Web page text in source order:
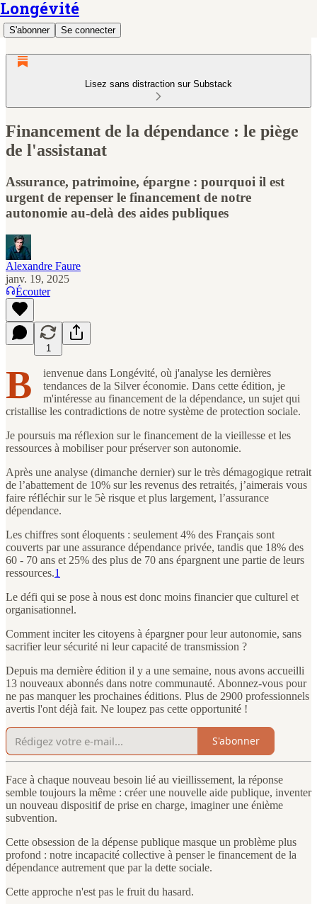
Longévité
S'abonner Se connecter
Lisez sans distraction sur Substack
Financement de la dépendance : le piège
de l'assistanat
Assurance, patrimoine, épargne : pourquoi il est
urgent de repenser le financement de notre
autonomie au-delà des aides publiques
Alexandre Faure
janv. 19, 2025
Écouter
1
B
ienvenue dans Longévité, où j'analyse les dernières
tendances de la Silver économie. Dans cette édition, je
m'intéresse au financement de la dépendance, un sujet qui
cristallise les contradictions de notre système de protection sociale.
Je poursuis ma réflexion sur le financement de la vieillesse et les
ressources à mobiliser pour préserver son autonomie.
Après une analyse (dimanche dernier) sur le très démagogique retrait
de l’abattement de 10% sur les revenus des retraités, j’aimerais vous
faire réfléchir sur le 5è risque et plus largement, l’assurance
dépendance.
Les chiffres sont éloquents : seulement 4% des Français sont
couverts par une assurance dépendance privée, tandis que 18% des
60 - 70 ans et 25% des plus de 70 ans épargnent une partie de leurs
ressources.1
Le défi qui se pose à nous est donc moins financier que culturel et
organisationnel.
Comment inciter les citoyens à épargner pour leur autonomie, sans
sacrifier leur sécurité ni leur capacité de transmission ?
Depuis ma dernière édition il y a une semaine, nous avons accueilli
13 nouveaux abonnés dans notre communauté. Abonnez-vous pour
ne pas manquer les prochaines éditions. Plus de 2900 professionnels
avertis l'ont déjà fait. Ne loupez pas cette opportunité !
S'abonner
Face à chaque nouveau besoin lié au vieillissement, la réponse
semble toujours la même : créer une nouvelle aide publique, inventer
un nouveau dispositif de prise en charge, imaginer une énième
subvention.
Cette obsession de la dépense publique masque un problème plus
profond : notre incapacité collective à penser le financement de la
dépendance autrement que par la dette sociale.
Cette approche n'est pas le fruit du hasard.